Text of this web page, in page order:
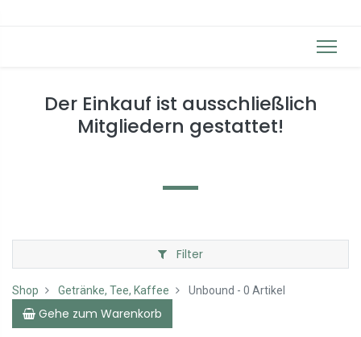
Der Einkauf ist ausschließlich
Mitgliedern gestattet!
Filter
Shop Getränke, Tee, Kaffee Unbound - 0 Artikel
Gehe zum Warenkorb